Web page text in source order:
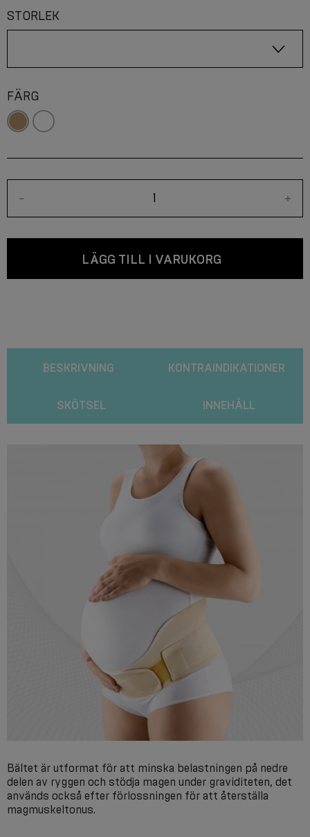
STORLEK
FÄRG
- +
LÄGG TILL I VARUKORG
BESKRIVNING KONTRAINDIKATIONER
SKÖTSEL INNEHÅLL
Bältet är utformat för att minska belastningen på nedre
delen av ryggen och stödja magen under graviditeten, det
används också efter förlossningen för att återställa
magmuskeltonus.